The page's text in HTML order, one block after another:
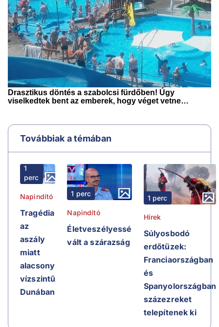
Továbbiak a témában
1
perc
Napindító
Tragédia
az
aszály
miatt
alacsony
vízszintű
Dunában
1 perc
Napindító
Életveszélyessé
vált a szárazság
1 perc
Hírek
Súlyosbodó
erdőtüzek:
Franciaországban
és
Spanyolországban
százezreket
telepítenek ki